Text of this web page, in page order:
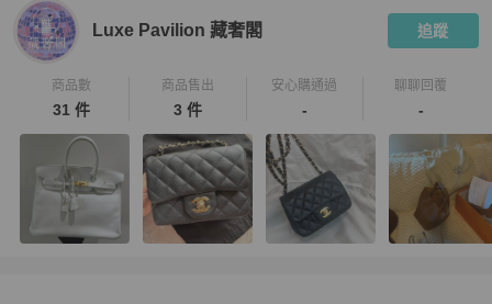
Luxe Pavilion 藏奢閣 追蹤
商品數
31 件
商品售出
3 件
安心購通過
-
聊聊回覆
-